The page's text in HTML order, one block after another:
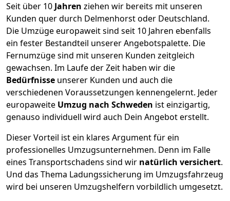
Seit über 10 Jahren ziehen wir bereits mit unseren
Kunden quer durch Delmenhorstoder Deutschland.
Die Umzüge europaweit sind seit 10 Jahren ebenfalls
ein fester Bestandteil unserer Angebotspalette. Die
Fernumzüge sind mit unseren Kunden zeitgleich
gewachsen. Im Laufe der Zeit haben wir die
Bedürfnisse unserer Kunden und auch die
verschiedenen Voraussetzungen kennengelernt. Jeder
europaweite Umzug nach Schweden ist einzigartig,
genauso individuell wird auch Dein Angebot erstellt.
Dieser Vorteil ist ein klares Argument für ein
professionelles Umzugsunternehmen. Denn im Falle
eines Transportschadens sind wir natürlich versichert.
Und das Thema Ladungssicherung im Umzugsfahrzeug
wird bei unseren Umzugshelfern vorbildlich umgesetzt.